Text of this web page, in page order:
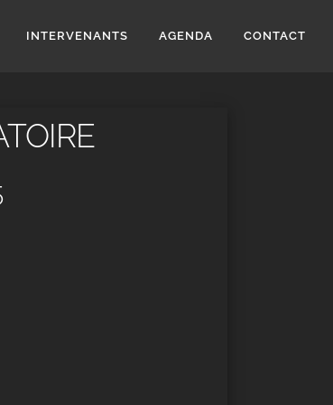
INTERVENANTS AGENDA CONTACT